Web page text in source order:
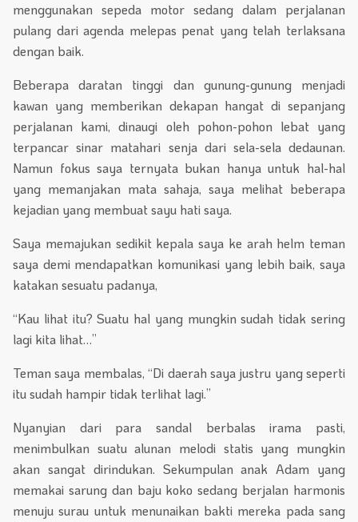
menggunakan sepeda motor sedang dalam perjalanan
pulang dari agenda melepas penat yang telah terlaksana
dengan baik.
Beberapa daratan tinggi dan gunung-gunung menjadi
kawan yang memberikan dekapan hangat di sepanjang
perjalanan kami, dinaugi oleh pohon-pohon lebat yang
terpancar sinar matahari senja dari sela-sela dedaunan.
Namun fokus saya ternyata bukan hanya untuk hal-hal
yang memanjakan mata sahaja, saya melihat beberapa
kejadian yang membuat sayu hati saya.
Saya memajukan sedikit kepala saya ke arah helm teman
saya demi mendapatkan komunikasi yang lebih baik, saya
katakan sesuatu padanya,
“Kau lihat itu? Suatu hal yang mungkin sudah tidak sering
lagi kita lihat…”
Teman saya membalas, “Di daerah saya justru yang seperti
itu sudah hampir tidak terlihat lagi.”
Nyanyian dari para sandal berbalas irama pasti,
menimbulkan suatu alunan melodi statis yang mungkin
akan sangat dirindukan. Sekumpulan anak Adam yang
memakai sarung dan baju koko sedang berjalan harmonis
menuju surau untuk menunaikan bakti mereka pada sang